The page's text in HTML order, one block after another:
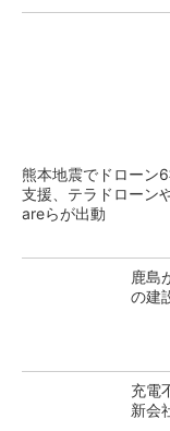
熊本地震でドローン
支援、テラドローン
areらが出動
鹿島
の建
充電
新会